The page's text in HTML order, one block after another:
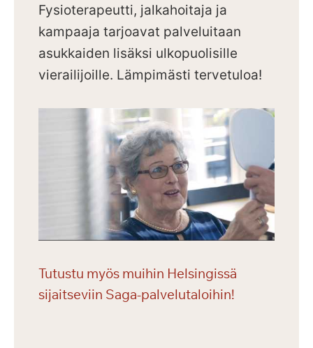
Fysioterapeutti, jalkahoitaja ja
kampaaja tarjoavat palveluitaan
asukkaiden lisäksi ulkopuolisille
vierailijoille. Lämpimästi tervetuloa!
Tutustu myös muihin Helsingissä
sijaitseviin Saga-palvelutaloihin!